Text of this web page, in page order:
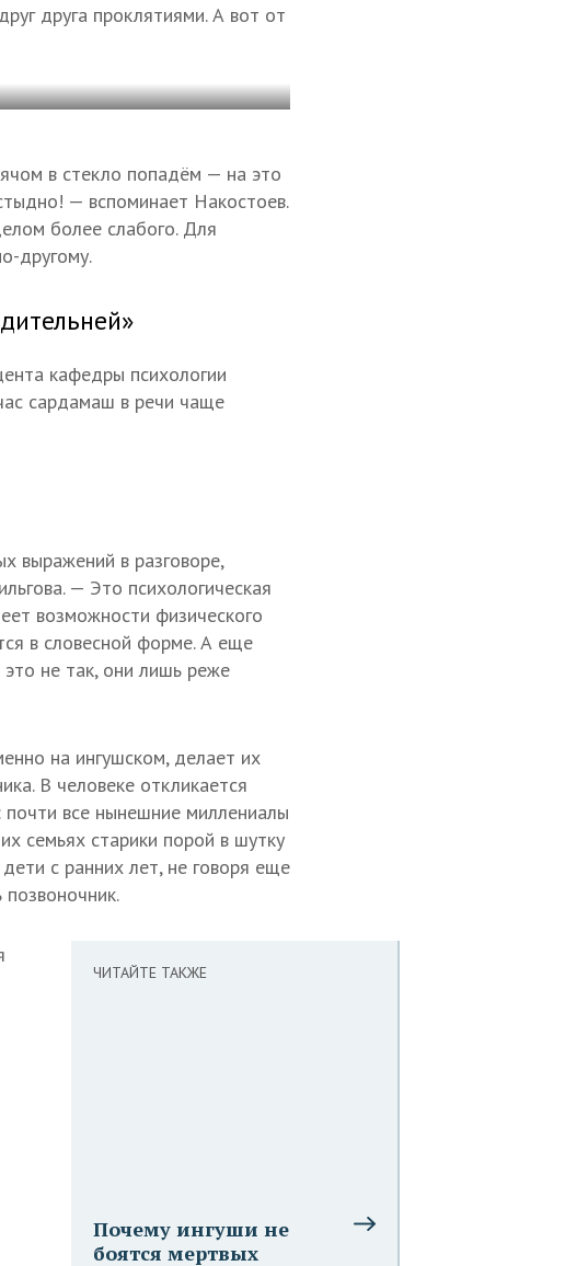
друга проклятиями. А вот от
в стекло попадём — на это
— вспоминает Накостоев.
более слабого. Для
другому.
кафедры психологии
сардамаш в речи чаще
выражений в разговоре,
— Это психологическая
возможности физического
в словесной форме. А еще
не так, они лишь реже
на ингушском, делает их
В человеке откликается
все нынешние миллениалы
семьях старики порой в шутку
с ранних лет, не говоря еще
ЧИТАЙТЕ ТАКЖЕ
Почему ингуши не
боятся мертвых